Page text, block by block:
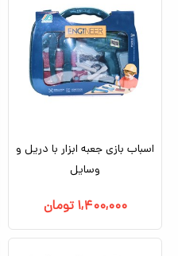
اسباب بازی جعبه ابزار با دریل و
وسایل
۱,۴۰۰,۰۰۰ تومان